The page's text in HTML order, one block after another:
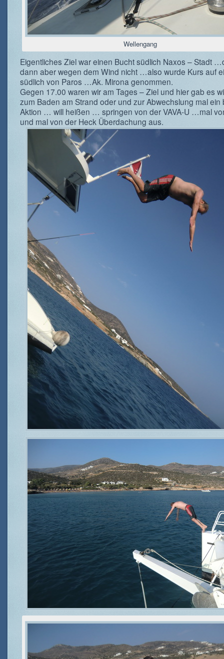
Wellengang
Eigentliches Ziel war einen Bucht südlich Naxos – Stadt
dann aber wegen dem Wind nicht …also wurde Kurs auf
südlich von Paros …Ak. Mirona genommen.
Gegen 17.00 waren wir am Tages – Ziel und hier gab es
zum Baden am Strand oder und zur Abwechslung mal ein
Aktion … will heißen … springen von der VAVA-U …mal
und mal von der Heck Überdachung aus.